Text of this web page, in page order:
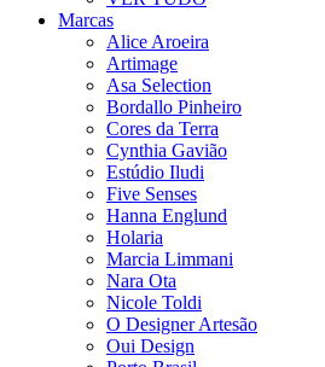
Marcas
Alice Aroeira
Artimage
Asa Selection
Bordallo Pinheiro
Cores da Terra
Cynthia Gavião
Estúdio Iludi
Five Senses
Hanna Englund
Holaria
Marcia Limmani
Nara Ota
Nicole Toldi
O Designer Artesão
Oui Design